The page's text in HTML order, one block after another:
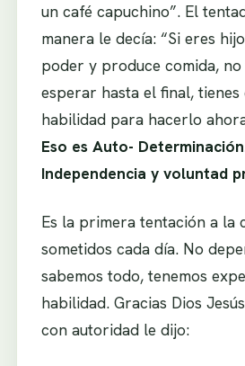
un café capuchino”. El
manera le decía: “Si eres
poder y produce comida, no
esperar hasta el final,
habilidad para hacerlo
Eso es Auto-
Independencia y voluntad
Es la primera tentación a la
sometidos cada día. No
sabemos todo, tenemos
habilidad. Gracias Dios
con autoridad le dijo: